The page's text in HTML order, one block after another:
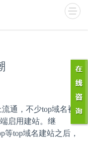
通，不少top域名被
启用建站。继
等top域名建站之后，